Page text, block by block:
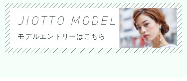
JIOTTO MODEL
モデルエントリーはこちら